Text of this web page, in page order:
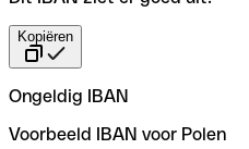
Kopiëren
Ongeldig IBAN
Voorbeeld IBAN voor Polen